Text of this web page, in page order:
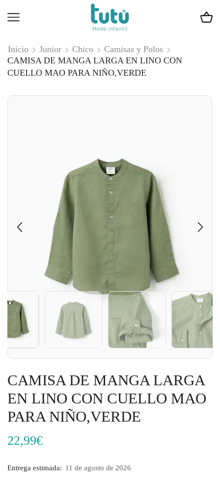
Inicio Junior Chico
Camisas y Polos
CAMISA DE MANGA LARGA EN LINO CON
CUELLO MAO PARA NIÑO,VERDE
CAMISA DE MANGA LARGA
EN LINO CON CUELLO MAO
PARA NIÑO,VERDE
22,99€
Entrega estimada: 11 de agosto de 2026